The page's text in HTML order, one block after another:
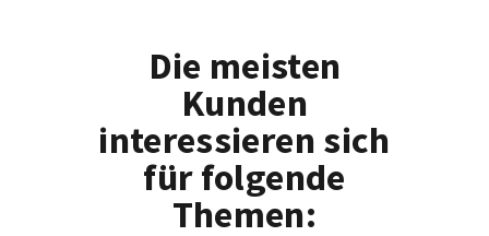
Die meisten
Kunden
interessieren sich
für folgende
Themen: